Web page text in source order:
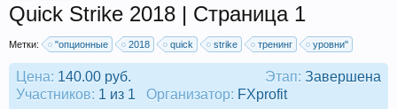
Quick Strike 2018 | Страница 1
Метки: "опционные 2018 quick strike тренинг уровни"
Этап: Завершена
Цена: 140.00 руб.
Участников: 1 из 1 Организатор: FXprofit